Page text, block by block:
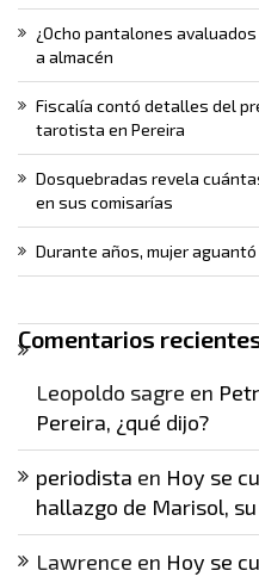
¿Ocho pantalones
a almacén
Fiscalía contó detalles del
tarotista en Pereira
Dosquebradas revela
en sus comisarías
Durante años, mujer
Comentarios
Leopoldo sagre en
Pereira, ¿qué dijo?
periodista en Hoy se
hallazgo de Marisol,
Lawrence en Hoy se